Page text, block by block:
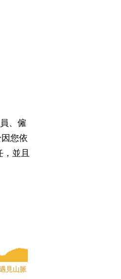
、僱
您依
並且
見山脈